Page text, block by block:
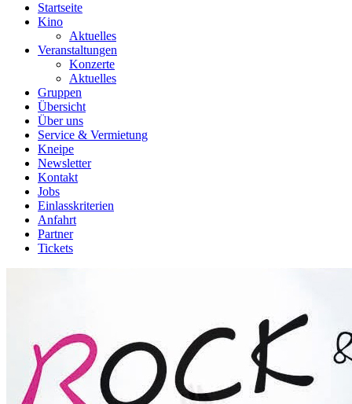
Startseite
Kino
Aktuelles
Veranstaltungen
Konzerte
Aktuelles
Gruppen
Übersicht
Über uns
Service & Vermietung
Kneipe
Newsletter
Kontakt
Jobs
Einlasskriterien
Anfahrt
Partner
Tickets